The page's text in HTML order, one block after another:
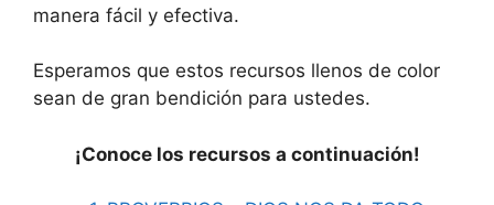
manera fácil y efectiva.
Esperamos que estos recursos llenos de color
sean de gran bendición para ustedes.
¡Conoce los recursos a continuación!